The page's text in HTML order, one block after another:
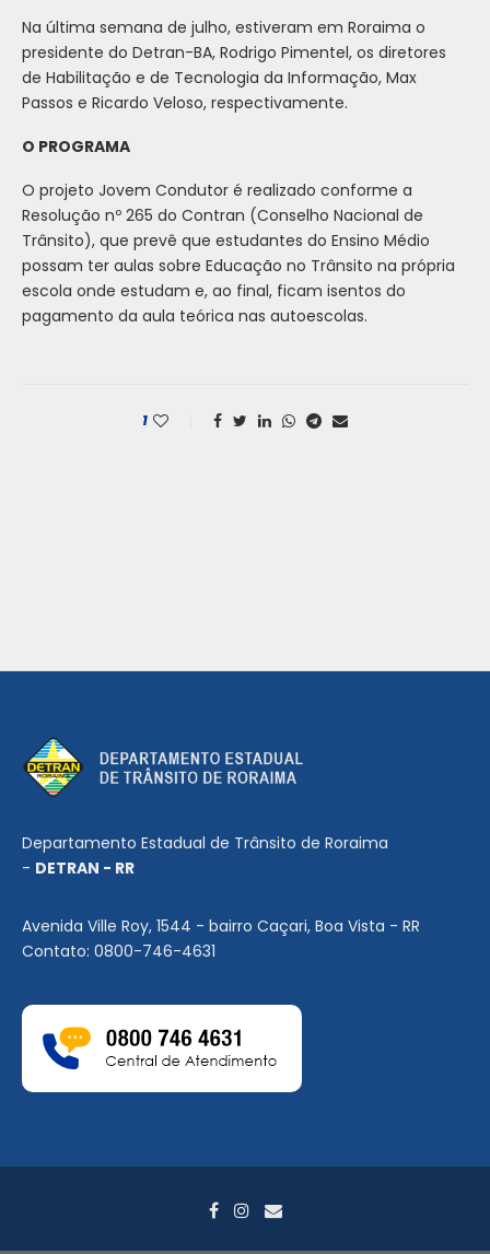
Na última semana de julho, estiveram em Roraima o
presidente do Detran-BA, Rodrigo Pimentel, os diretores
de Habilitação e de Tecnologia da Informação, Max
Passos e Ricardo Veloso, respectivamente.
O PROGRAMA
O projeto Jovem Condutor é realizado conforme a
Resolução nº 265 do Contran (Conselho Nacional de
Trânsito), que prevê que estudantes do Ensino Médio
possam ter aulas sobre Educação no Trânsito na própria
escola onde estudam e, ao final, ficam isentos do
pagamento da aula teórica nas autoescolas.
1
Departamento Estadual de Trânsito de Roraima
- DETRAN - RR
Avenida Ville Roy, 1544 - bairro Caçari, Boa Vista - RR
Contato: 0800-746-4631